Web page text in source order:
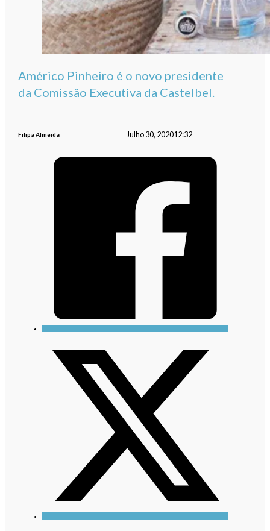
Américo Pinheiro é o novo presidente
da Comissão Executiva da Castelbel.
Filipa Almeida Julho 30, 202012:32